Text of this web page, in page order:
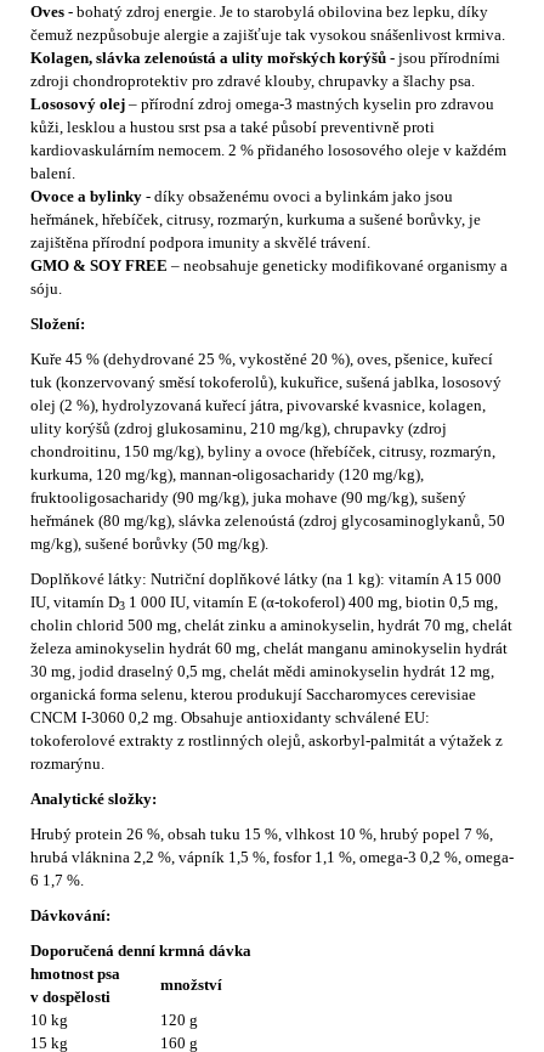
Oves - bohatý zdroj energie. Je to starobylá obilovina bez lepku, díky
čemuž nezpůsobuje alergie a zajišťuje tak vysokou snášenlivost krmiva.
Kolagen, slávka zelenoústá a ulity mořských korýšů - jsou přírodními
zdroji chondroprotektiv pro zdravé klouby, chrupavky a šlachy psa.
Lososový olej – přírodní zdroj omega-3 mastných kyselin pro zdravou
kůži, lesklou a hustou srst psa a také působí preventivně proti
kardiovaskulárním nemocem. 2 % přidaného lososového oleje v každém
balení.
Ovoce a bylinky - díky obsaženému ovoci a bylinkám jako jsou
heřmánek, hřebíček, citrusy, rozmarýn, kurkuma a sušené borůvky, je
zajištěna přírodní podpora imunity a skvělé trávení.
GMO & SOY FREE – neobsahuje geneticky modifikované organismy a
sóju.
Složení:
Kuře 45 % (dehydrované 25 %, vykostěné 20 %), oves, pšenice, kuřecí
tuk (konzervovaný směsí tokoferolů), kukuřice, sušená jablka, lososový
olej (2 %), hydrolyzovaná kuřecí játra, pivovarské kvasnice, kolagen,
ulity korýšů (zdroj glukosaminu, 210 mg/kg), chrupavky (zdroj
chondroitinu, 150 mg/kg), byliny a ovoce (hřebíček, citrusy, rozmarýn,
kurkuma, 120 mg/kg), mannan-oligosacharidy (120 mg/kg),
fruktooligosacharidy (90 mg/kg), juka mohave (90 mg/kg), sušený
heřmánek (80 mg/kg), slávka zelenoústá (zdroj glycosaminoglykanů, 50
mg/kg), sušené borůvky (50 mg/kg).
Doplňkové látky: Nutriční doplňkové látky (na 1 kg): vitamín A 15 000
IU, vitamín D3 1 000 IU, vitamín E (α-tokoferol) 400 mg, biotin 0,5 mg,
cholin chlorid 500 mg, chelát zinku a aminokyselin, hydrát 70 mg, chelát
železa aminokyselin hydrát 60 mg, chelát manganu aminokyselin hydrát
30 mg, jodid draselný 0,5 mg, chelát mědi aminokyselin hydrát 12 mg,
organická forma selenu, kterou produkují Saccharomyces cerevisiae
CNCM I-3060 0,2 mg. Obsahuje antioxidanty schválené EU:
tokoferolové extrakty z rostlinných olejů, askorbyl-palmitát a výtažek z
rozmarýnu.
Analytické složky:
Hrubý protein 26 %, obsah tuku 15 %, vlhkost 10 %, hrubý popel 7 %,
hrubá vláknina 2,2 %, vápník 1,5 %, fosfor 1,1 %, omega-3 0,2 %, omega-
6 1,7 %.
Dávkování:
Doporučená denní krmná dávka
hmotnost psa
v dospělosti
množství
10 kg
120 g
15 kg
160 g